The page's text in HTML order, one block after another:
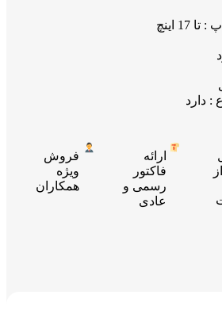
اینچ
: دارد
ارائه
فاکتور
رسمی و
عادی
فروش
ویژه
همکاران